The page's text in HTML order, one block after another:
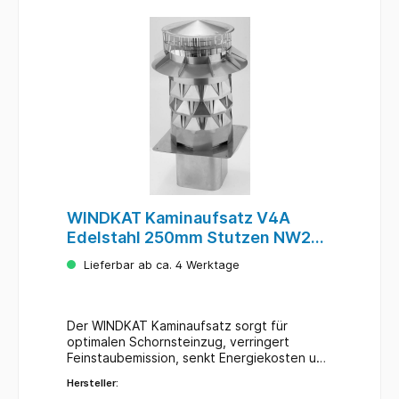
geeignet für alle Kamine, Holz- und
Lüftungsanlagen reguliert alle
Windeinflussrichtungen und
Windgeschwindigkeiten bietet keinen
Einzelwiderstand; bereits nach DIN EN
13384-1 (Zeta=0) gefertigt niedrige
Energiekosten durch optimale Verbrennung
Verringerung der Feinstaubemission keine
Versottungsgefahr kein gefährlicher
Rauchgas-Rückstau bedarf keiner
baurechtlichen Zulassung leichte
Selbstmontage 5 Jahre Garantie
WINDKAT Kaminaufsatz V4A
Edelstahl 250mm Stutzen NW246
eckig+ Gitter
Lieferbar ab ca. 4 Werktage
Der WINDKAT Kaminaufsatz sorgt für
optimalen Schornsteinzug, verringert
Feinstaubemission, senkt Energiekosten und
250 mm Windkat Höhe ohne Stutzen: 510
Hersteller: